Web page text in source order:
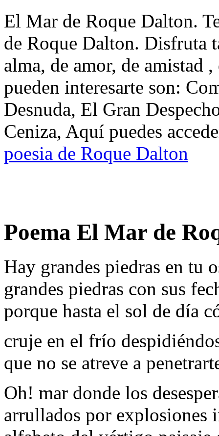
El Mar de Roque Dalton.
de Roque Dalton. Disfruta
alma, de amor, de amistad
pueden interesarte son:
Desnuda, El Gran
Ceniza, Aquí puedes
poesia de Roque Dalton
Poema El Mar de
Hay grandes piedras en tu
grandes piedras con sus
porque hasta el sol de día
cruje en el frío
que no se atreve a
Oh! mar donde los
arrullados por explosiones